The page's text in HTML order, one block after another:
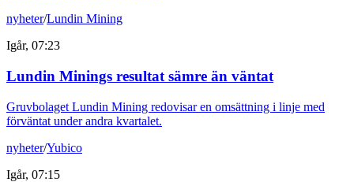
nyheter/Lundin Mining
Igår, 07:23
Lundin Minings resultat sämre än väntat
Gruvbolaget Lundin Mining redovisar en omsättning i linje med
förväntat under andra kvartalet.
nyheter/Yubico
Igår, 07:15